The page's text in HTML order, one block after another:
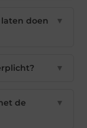
doen
▼
▼
de
▼